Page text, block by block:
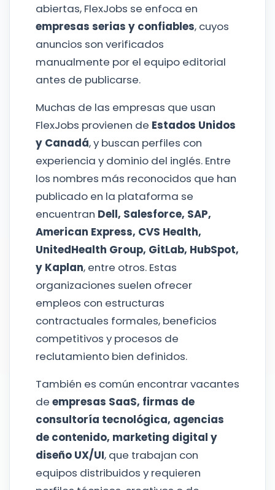
abiertas, FlexJobs se enfoca en
empresas serias y confiables, cuyos
anuncios son verificados
manualmente por el equipo editorial
antes de publicarse.
Muchas de las empresas que usan
FlexJobs provienen de Estados Unidos
y Canadá, y buscan perfiles con
experiencia y dominio del inglés. Entre
los nombres más reconocidos que han
publicado en la plataforma se
encuentran Dell, Salesforce, SAP,
American Express, CVS Health,
UnitedHealth Group, GitLab, HubSpot,
y Kaplan, entre otros. Estas
organizaciones suelen ofrecer
empleos con estructuras
contractuales formales, beneficios
competitivos y procesos de
reclutamiento bien definidos.
También es común encontrar vacantes
de empresas SaaS, firmas de
consultoría tecnológica, agencias
de contenido, marketing digital y
diseño UX/UI, que trabajan con
equipos distribuidos y requieren